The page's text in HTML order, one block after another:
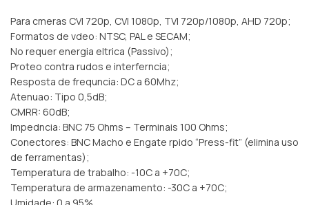
Para cmeras CVI 720p, CVI 1080p, TVI 720p/1080p, AHD 720p;
Formatos de vdeo: NTSC, PAL e SECAM;
No requer energia eltrica (Passivo);
Proteo contra rudos e interferncia;
Resposta de frequncia: DC a 60Mhz;
Atenuao: Tipo 0,5dB;
CMRR: 60dB;
Impedncia: BNC 75 Ohms – Terminais 100 Ohms;
Conectores: BNC Macho e Engate rpido “Press-fit” (elimina uso
de ferramentas);
Temperatura de trabalho: -10C a +70C;
Temperatura de armazenamento: -30C a +70C;